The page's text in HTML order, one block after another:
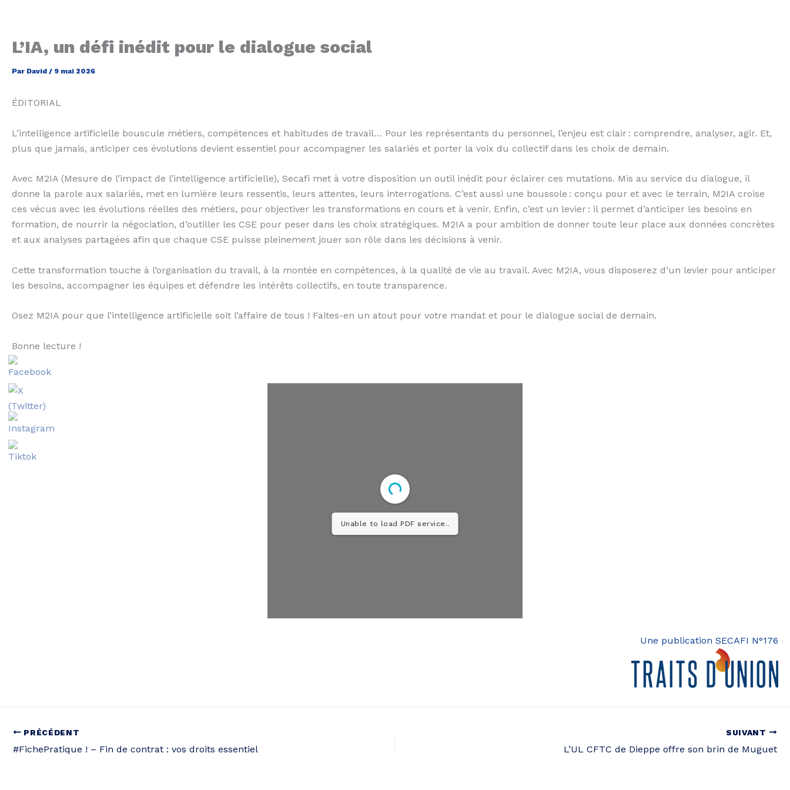
L’IA, un défi inédit pour le dialogue social
Par David / 9 mai 2026
ÉDITORIAL
L’intelligence artificielle bouscule métiers, compétences et habitudes de travail… Pour les représentants du personnel, l’enjeu est clair : comprendre, analyser, agir. Et,
plus que jamais, anticiper ces évolutions devient essentiel pour accompagner les salariés et porter la voix du collectif dans les choix de demain.
Avec M2IA (Mesure de l’impact de l’intelligence artificielle), Secafi met à votre disposition un outil inédit pour éclairer ces mutations. Mis au service du dialogue, il
donne la parole aux salariés, met en lumière leurs ressentis, leurs attentes, leurs interrogations. C’est aussi une boussole : conçu pour et avec le terrain, M2IA croise
ces vécus avec les évolutions réelles des métiers, pour objectiver les transformations en cours et à venir. Enfin, c’est un levier : il permet d’anticiper les besoins en
formation, de nourrir la négociation, d’outiller les CSE pour peser dans les choix stratégiques. M2IA a pour ambition de donner toute leur place aux données concrètes
et aux analyses partagées afin que chaque CSE puisse pleinement jouer son rôle dans les décisions à venir.
Cette transformation touche à l’organisation du travail, à la montée en compétences, à la qualité de vie au travail. Avec M2IA, vous disposerez d’un levier pour anticiper
les besoins, accompagner les équipes et défendre les intérêts collectifs, en toute transparence.
Osez M2IA pour que l’intelligence artificielle soit l’affaire de tous ! Faites-en un atout pour votre mandat et pour le dialogue social de demain.
Bonne lecture !
Unable to load PDF service..
Une publication SECAFI N°176
PRÉCÉDENT
#FichePratique ! – Fin de contrat : vos droits essentiel
SUIVANT
L’UL CFTC de Dieppe offre son brin de Muguet